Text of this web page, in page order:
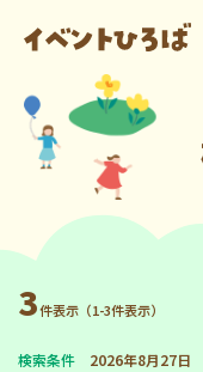
3件表示（1-3件表示）
検索条件 2026年8月27日